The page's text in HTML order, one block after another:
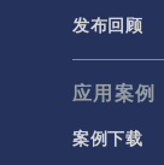
发布回顾
应用案例
案例下载